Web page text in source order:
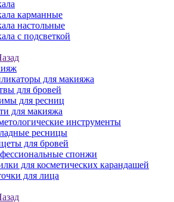
карманные
настольные
с подсветкой
для макияжа
для бровей
для ресниц
для макияжа
инструменты
ресницы
для бровей
спонжи
для косметических карандашей
для лица